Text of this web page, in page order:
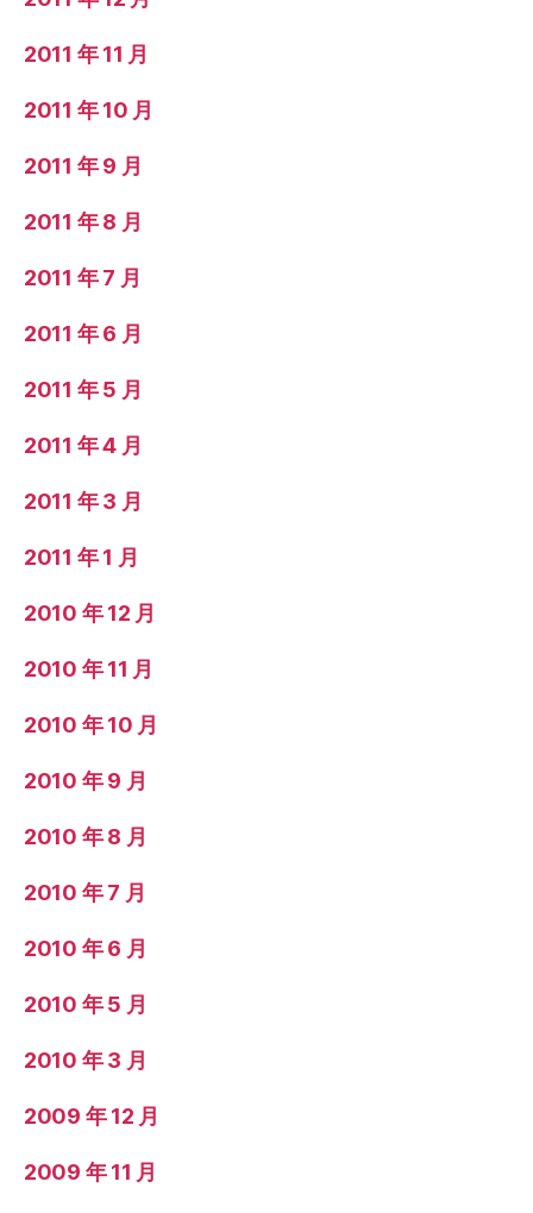
2011 年 11 月
2011 年 10 月
2011 年 9 月
2011 年 8 月
2011 年 7 月
2011 年 6 月
2011 年 5 月
2011 年 4 月
2011 年 3 月
2011 年 1 月
2010 年 12 月
2010 年 11 月
2010 年 10 月
2010 年 9 月
2010 年 8 月
2010 年 7 月
2010 年 6 月
2010 年 5 月
2010 年 3 月
2009 年 12 月
2009 年 11 月